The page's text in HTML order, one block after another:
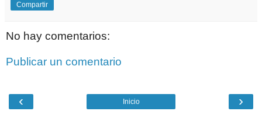
Compartir
No hay comentarios:
Publicar un comentario
‹ ›
Inicio